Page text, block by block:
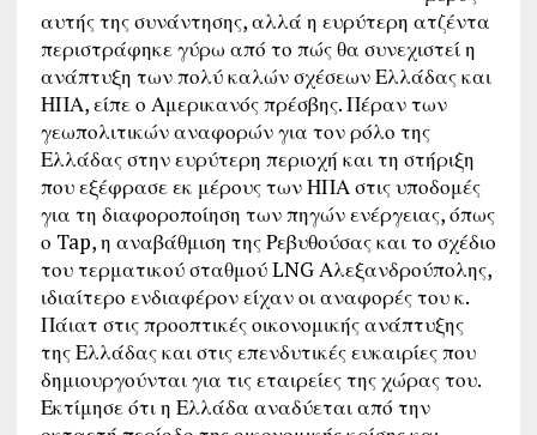
αυτής της συνάντησης, αλλά η ευρύτερη ατζέντα
περιστράφηκε γύρω από το πώς θα συνεχιστεί η
ανάπτυξη των πολύ καλών σχέσεων Ελλάδας και
ΗΠΑ, είπε ο Αμερικανός πρέσβης. Πέραν των
γεωπολιτικών αναφορών για τον ρόλο της
Ελλάδας στην ευρύτερη περιοχή και τη στήριξη
που εξέφρασε εκ μέρους των ΗΠΑ στις υποδομές
για τη διαφοροποίηση των πηγών ενέργειας, όπως
ο Tap, η αναβάθμιση της Ρεβυθούσας και το σχέδιο
του τερματικού σταθμού LNG Αλεξανδρούπολης,
ιδιαίτερο ενδιαφέρον είχαν οι αναφορές του κ.
Πάιατ στις προοπτικές οικονομικής ανάπτυξης
της Ελλάδας και στις επενδυτικές ευκαιρίες που
δημιουργούνται για τις εταιρείες της χώρας του.
Εκτίμησε ότι η Ελλάδα αναδύεται από την